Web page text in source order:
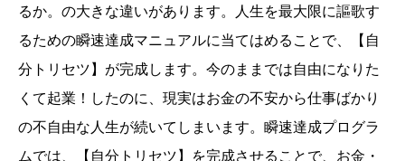
るか。の大きな違いがあります。人生を最大限に謳歌す
るための瞬速達成マニュアルに当てはめることで、【自
分トリセツ】が完成します。今のままでは自由になりた
くて起業！したのに、現実はお金の不安から仕事ばかり
の不自由な人生が続いてしまいます。瞬速達成プログラ
ムでは、【自分トリセツ】を完成させることで、お金・